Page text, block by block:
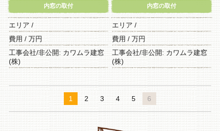
内窓の取付
エリア /
費用 / 万円
工事会社/非公開: カワムラ建窓
(株)
内窓の取付
エリア /
費用 / 万円
工事会社/非公開: カワムラ建窓
(株)
1 2 3 4 5 6